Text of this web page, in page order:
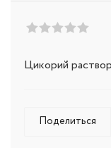
Цикорий
Поделиться